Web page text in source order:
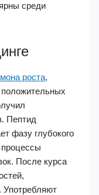
среди
роста,
Пептид
фазу глубокого
процессы
После курса
Употребляют